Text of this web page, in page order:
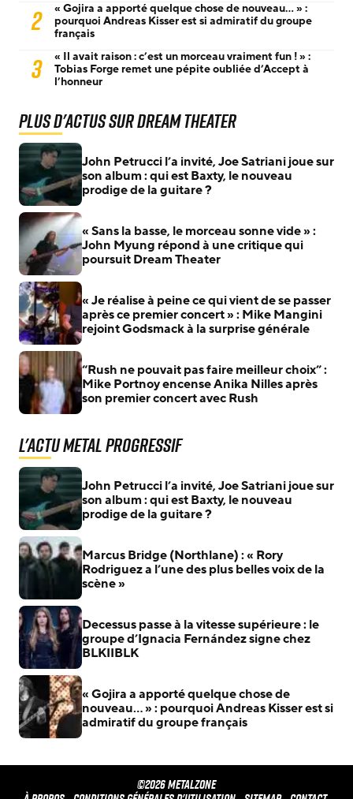
2
« Gojira a apporté quelque chose de nouveau… » :
pourquoi Andreas Kisser est si admiratif du groupe
français
3
« Il avait raison : c’est un morceau vraiment fun ! » :
Tobias Forge remet une pépite oubliée d’Accept à
l’honneur
Plus d'actus sur Dream Theater
John Petrucci l’a invité, Joe Satriani joue sur
son album : qui est Baxty, le nouveau
prodige de la guitare ?
« Sans la basse, le morceau sonne vide » :
John Myung répond à une critique qui
poursuit Dream Theater
« Je réalise à peine ce qui vient de se passer
après ce premier concert » : Mike Mangini
rejoint Godsmack à la surprise générale
“Rush ne pouvait pas faire meilleur choix” :
Mike Portnoy encense Anika Nilles après
son premier concert avec Rush
L'actu Metal Progressif
John Petrucci l’a invité, Joe Satriani joue sur
son album : qui est Baxty, le nouveau
prodige de la guitare ?
Marcus Bridge (Northlane) : « Rory
Rodriguez a l’une des plus belles voix de la
scène »
Decessus passe à la vitesse supérieure : le
groupe d’Ignacia Fernández signe chez
BLKIIBLK
« Gojira a apporté quelque chose de
nouveau… » : pourquoi Andreas Kisser est si
admiratif du groupe français
©2026 METALZONE